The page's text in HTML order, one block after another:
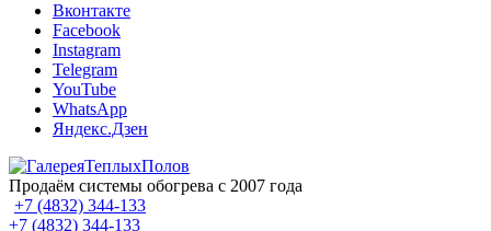
Вконтакте
Facebook
Instagram
Telegram
YouTube
WhatsApp
Яндекс.Дзен
Продаём системы обогрева с 2007 года
+7 (4832) 344-133
+7 (4832) 344-133